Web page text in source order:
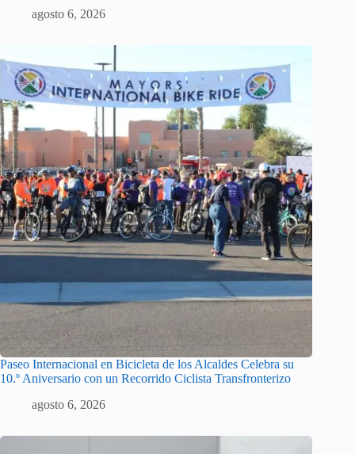
agosto 6, 2026
Paseo Internacional en Bicicleta de los Alcaldes Celebra su
10.º Aniversario con un Recorrido Ciclista Transfronterizo
agosto 6, 2026